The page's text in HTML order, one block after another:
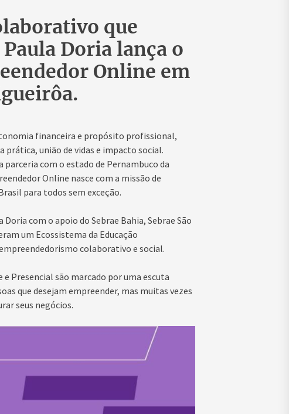
que
Doria lança o
Online em
financeira e propósito profissional,
prática, união de vidas e impacto social.
parceria com o estado de Pernambuco da
Online nasce com a missão de
para todos sem exceção.
com o apoio do Sebrae Bahia, Sebrae São
um Ecossistema da Educação
colaborativo e social.
Presencial são marcado por uma escuta
que desejam empreender, mas muitas vezes
seus negócios.